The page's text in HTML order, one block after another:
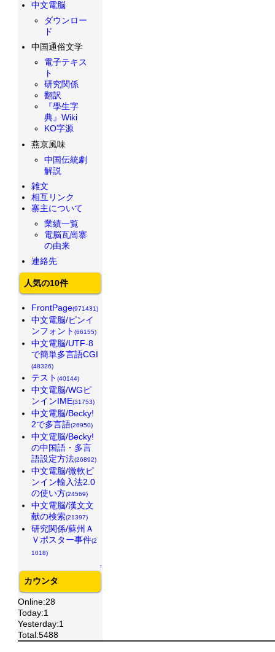
中文電脳
ダウンロー
ド
中国通俗文学
電子テキス
ト
研究関係
翻訳
『學生字
典』Wiki
KO字源
燕京風味
中国伝統劇
解説
雑文
相互リンク
寨主について
業績一覧
電脳瓦崗寨
の由来
連絡先
人気の10件
FrontPage(971431)
中文電脳/ピンイ
ンフォント (66155)
中文電脳/UTF-8
で簡単多言語CGI
(48326)
テスト (40144)
中文電脳/WGピ
ンインIME(31753)
中文電脳/Becky!
2で多言語(26950)
中文電脳/Becky!
の中国語・多言
語設定方法(26892)
中文電脳/微軟ピ
ンイン輸入法2.0
の使い方(24569)
中文電脳/漢文文
献の検索(21397)
研究関係/蘇州Ａ
Ｖポスター事件(2
1018)
↑
カウンタ
Online:28
Today:1
Yesterday:1
Total:5488